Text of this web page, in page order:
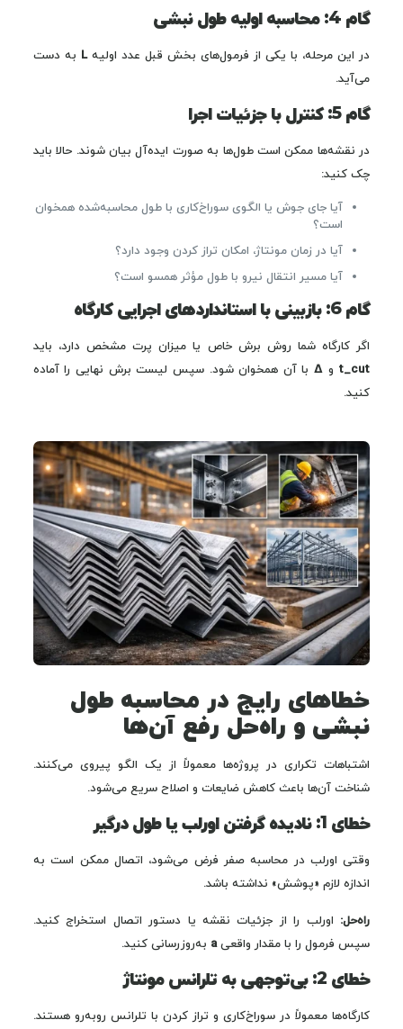
گام 4: محاسبه اولیه طول نبشی
در این مرحله، با یکی از فرمول‌های بخش قبل عدد اولیهL به دست
می‌آید.
گام 5: کنترل با جزئیات اجرا
در نقشه‌ها ممکن است طول‌ها به صورت ایده‌آل بیان شوند. حالا باید
چک کنید:
آیا جای جوش یا الگوی سوراخ‌کاری با طول محاسبه‌شده همخوان
است؟
آیا در زمان مونتاژ، امکان تراز کردن وجود دارد؟
آیا مسیر انتقال نیرو با طول مؤثر همسو است؟
گام 6: بازبینی با استانداردهای اجرایی کارگاه
اگر کارگاه شما روش برش خاص یا میزان پرت مشخص دارد، باید
t_cut وΔ با آن همخوان شود. سپس لیست برش نهایی را آماده
کنید.
خطاهای رایج در محاسبه طول
نبشی و راه‌حل رفع آن‌ها
اشتباهات تکراری در پروژه‌ها معمولاً از یک الگو پیروی می‌کنند.
شناخت آن‌ها باعث کاهش ضایعات و اصلاح سریع می‌شود.
خطای 1: نادیده گرفتن اورلب یا طول درگیر
وقتی اورلب در محاسبه صفر فرض می‌شود، اتصال ممکن است به
اندازه لازم «پوشش» نداشته باشد.
راه‌حل: اورلب را از جزئیات نقشه یا دستور اتصال استخراج کنید.
سپس فرمول را با مقدار واقعیa به‌روزرسانی کنید.
خطای 2: بی‌توجهی به تلرانس مونتاژ
کارگاه‌ها معمولاً در سوراخ‌کاری و تراز کردن با تلرانس روبه‌رو هستند.